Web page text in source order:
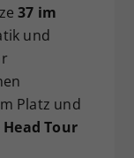
37 im
und
Platz und
Head Tour